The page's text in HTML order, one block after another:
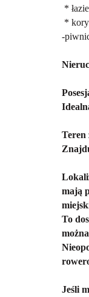
*
*
-
Teren
mają
To
Jeśli